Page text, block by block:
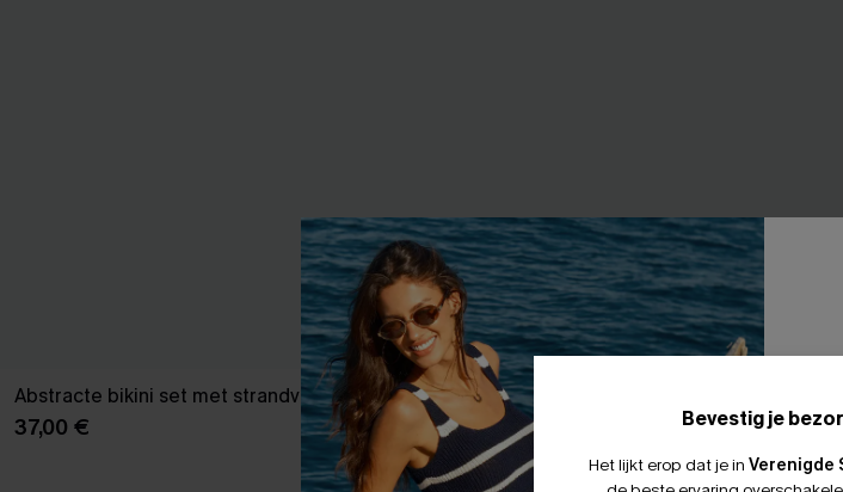
Abstracte bikini set met strandvuur
37,00 €
Lentegroene bikiniset
37,00 €
【AG18】2 met 10% korting
één
Bevestig je
Het lijkt erop dat je in Verenigde